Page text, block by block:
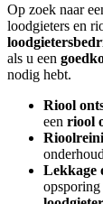
Op zoek naar
loodgieters en
als u een
nodig hebt.
Riool
een riool
Lekkage
opsporing